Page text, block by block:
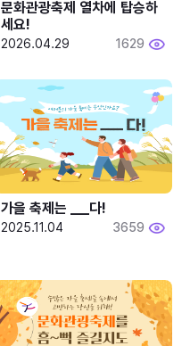
문화관광축제 열차에 탑승하
세요!
2026.04.29 1629
2025.11.04 3659